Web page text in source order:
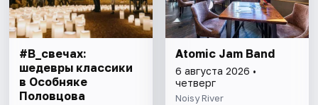
#В_свечах:
шедевры классики
в Особняке
Половцова
Atomic Jam Band
6 августа 2026 •
четверг
Noisy River